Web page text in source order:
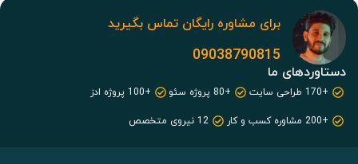
برای مشاوره رایگان تماس بگیرید
09038790815
دستاوردهای ما
+170 طراحی سایت +80 پروژه سئو
+100 پروژه ادز
+200 مشاوره کسب و کار
12 نیروی متخصص